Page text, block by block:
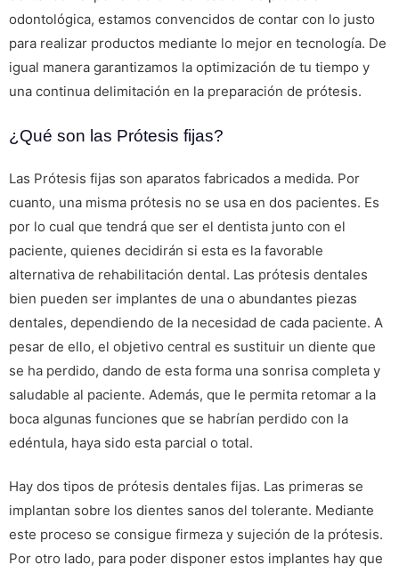
odontológica, estamos convencidos de contar con lo justo
para realizar productos mediante lo mejor en tecnología. De
igual manera garantizamos la optimización de tu tiempo y
una continua delimitación en la preparación de prótesis.
¿Qué son las Prótesis fijas?
Las Prótesis fijas son aparatos fabricados a medida. Por
cuanto, una misma prótesis no se usa en dos pacientes. Es
por lo cual que tendrá que ser el dentista junto con el
paciente, quienes decidirán si esta es la favorable
alternativa de rehabilitación dental. Las prótesis dentales
bien pueden ser implantes de una o abundantes piezas
dentales, dependiendo de la necesidad de cada paciente. A
pesar de ello, el objetivo central es sustituir un diente que
se ha perdido, dando de esta forma una sonrisa completa y
saludable al paciente. Además, que le permita retomar a la
boca algunas funciones que se habrían perdido con la
edéntula, haya sido esta parcial o total.
Hay dos tipos de prótesis dentales fijas. Las primeras se
implantan sobre los dientes sanos del tolerante. Mediante
este proceso se consigue firmeza y sujeción de la prótesis.
Por otro lado, para poder disponer estos implantes hay que